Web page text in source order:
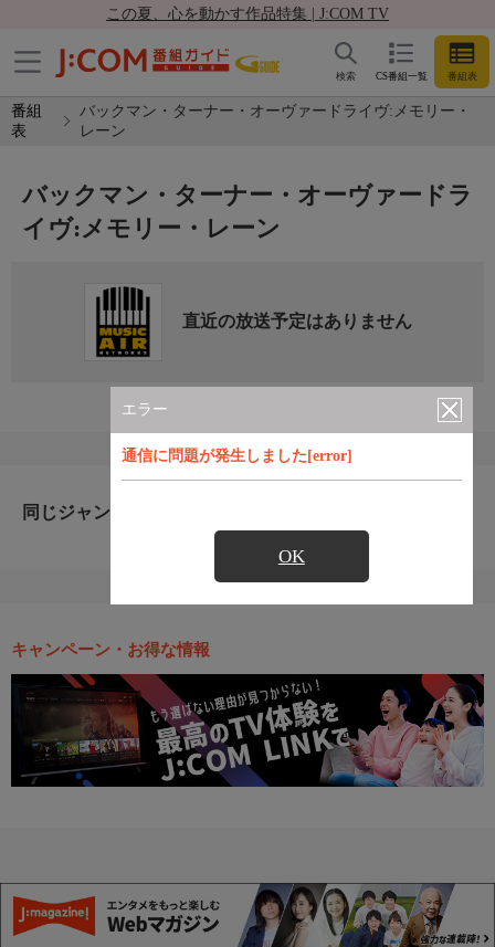
この夏、心を動かす作品特集 | J:COM TV
CS番組一覧 番組表
検索
番組
表
バックマン・ターナー・オーヴァードライヴ:メモリー・
レーン
エラー
通信に問題が発生しました[error]
OK
バックマン・ターナー・オーヴァードラ
イヴ:メモリー・レーン
直近の放送予定はありません
同じジャンルのおすすめ番組
キャンペーン・お得な情報